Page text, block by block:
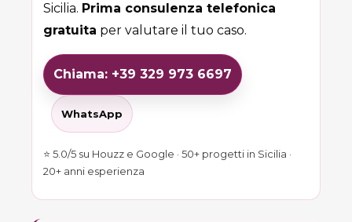
Sicilia. Prima consulenza telefonica
gratuita per valutare il tuo caso.
Chiama: +39 329 973 6697
WhatsApp
⭐ 5.0/5 su Houzz e Google · 50+ progetti in Sicilia ·
20+ anni esperienza